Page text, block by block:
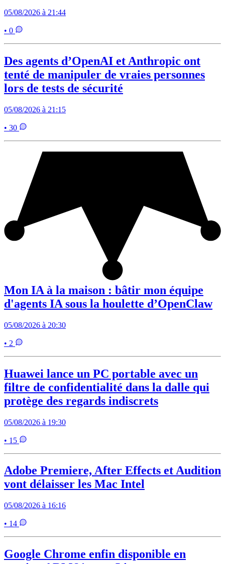
05/08/2026 à 21:44
• 0
Des agents d’OpenAI et Anthropic ont
tenté de manipuler de vraies personnes
lors de tests de sécurité
05/08/2026 à 21:15
• 30
Mon IA à la maison : bâtir mon équipe
d'agents IA sous la houlette d’OpenClaw
05/08/2026 à 20:30
• 2
Huawei lance un PC portable avec un
filtre de confidentialité dans la dalle qui
protège des regards indiscrets
05/08/2026 à 19:30
• 15
Adobe Premiere, After Effects et Audition
vont délaisser les Mac Intel
05/08/2026 à 16:16
• 14
Google Chrome enfin disponible en